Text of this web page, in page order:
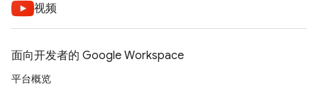
视频
面向开发者的 Google Workspace
平台概览